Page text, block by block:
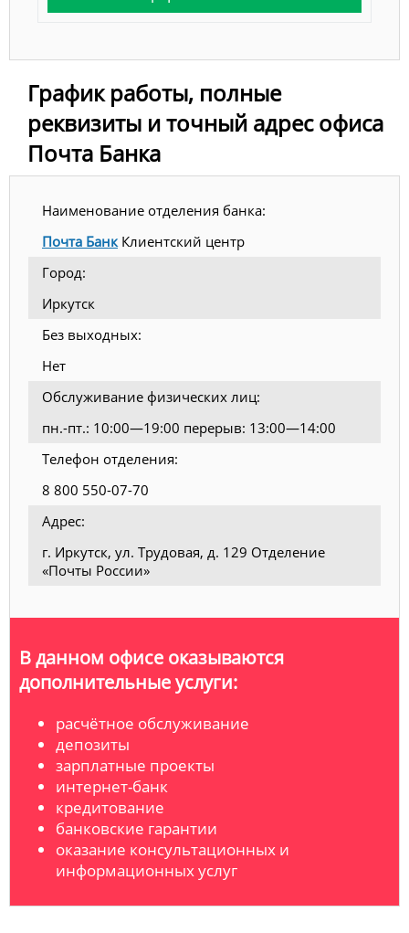
График работы, полные
реквизиты и точный адрес офиса
Почта Банка
Наименование отделения банка:
Почта БанкКлиентский центр
Город:
Иркутск
Без выходных:
Нет
Обслуживание физических лиц:
пн.-пт.: 10:00—19:00 перерыв: 13:00—14:00
Телефон отделения:
8 800 550-07-70
Адрес:
г. Иркутск, ул. Трудовая, д. 129 Отделение
«Почты России»
В данном офисе оказываются
дополнительные услуги:
расчётное обслуживание
депозиты
зарплатные проекты
интернет-банк
кредитование
банковские гарантии
оказание консультационных и
информационных услуг